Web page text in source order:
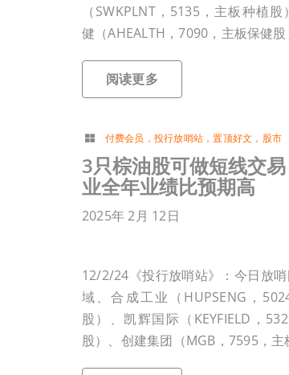
（SWKPLNT，5135，主板种植
健（AHEALTH，7090，主板保健股
阅读更多
付费会员 ， 投行放哨站 ，置顶好文 ， 股市
3只棕油股可做短线交
业全年业绩比预期高
2025年 2月 12日
12/2/24《投行放哨站》：今日放
域、合成工业（HUPSENG，
股）、凯辉国际（KEYFIELD，
股）、创建集团（MGB，7595，主